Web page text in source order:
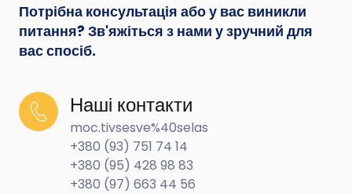
Потрібна консультація або у вас виникли
питання? Зв'яжіться з нами у зручний для
вас спосіб.
Наші контакти
moc.tivsesve%40selas
+380 (93) 751 74 14
+380 (95) 428 98 83
+380 (97) 663 44 56